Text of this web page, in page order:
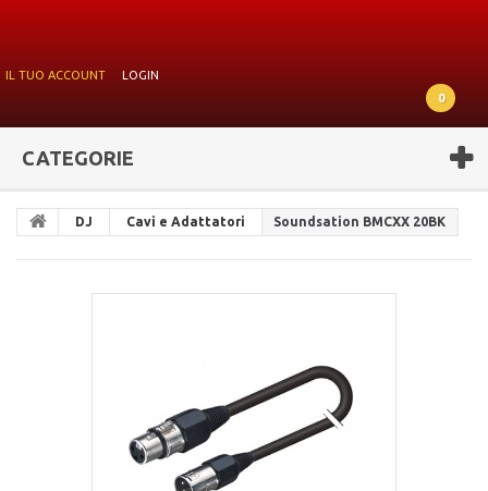
IL TUO ACCOUNT
LOGIN
0
CATEGORIE
DJ Cavi e Adattatori Soundsation BMCXX 20BK